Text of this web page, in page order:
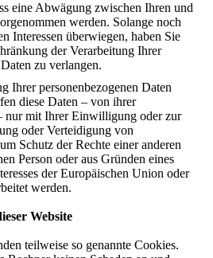
eine Abwägung zwischen Ihren und
werden. Solange noch
Interessen überwiegen, haben Sie
der Verarbeitung Ihrer
zu verlangen.
Ihrer personenbezogenen Daten
diese Daten – von ihrer
nur mit Ihrer Einwilligung oder zur
oder Verteidigung von
Schutz der Rechte einer anderen
Person oder aus Gründen eines
der Europäischen Union oder
werden.
Website
teilweise so genannte Cookies.